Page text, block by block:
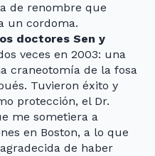
de renombre que
un cordoma.
doctores Sen y
veces en 2003: una
craneotomía de la fosa
Tuvieron éxito y
protección, el Dr.
me sometiera a
en Boston, a lo que
de haber